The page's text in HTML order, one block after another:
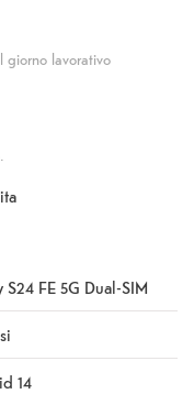
giorno lavorativo
S24 FE 5G Dual-SIM
14